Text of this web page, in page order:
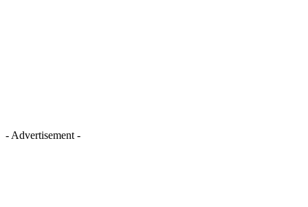
- Advertisement -